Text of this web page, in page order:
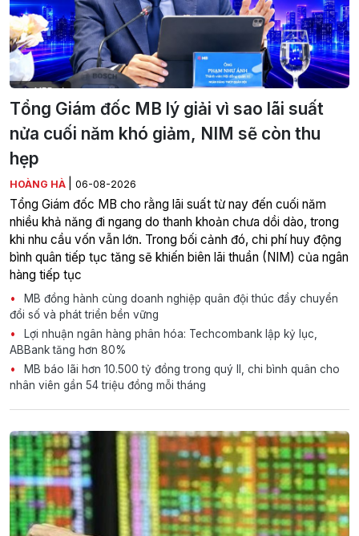
Tổng Giám đốc MB lý giải vì sao lãi suất
nửa cuối năm khó giảm, NIM sẽ còn thu
hẹp
HOÀNG HÀ 06-08-2026
Tổng Giám đốc MB cho rằng lãi suất từ nay đến cuối năm
nhiều khả năng đi ngang do thanh khoản chưa dồi dào, trong
khi nhu cầu vốn vẫn lớn. Trong bối cảnh đó, chi phí huy động
bình quân tiếp tục tăng sẽ khiến biên lãi thuần (NIM) của ngân
hàng tiếp tục
MB đồng hành cùng doanh nghiệp quân đội thúc đẩy chuyển
đổi số và phát triển bền vững
Lợi nhuận ngân hàng phân hóa: Techcombank lập kỷ lục,
ABBank tăng hơn 80%
MB báo lãi hơn 10.500 tỷ đồng trong quý II, chi bình quân cho
nhân viên gần 54 triệu đồng mỗi tháng